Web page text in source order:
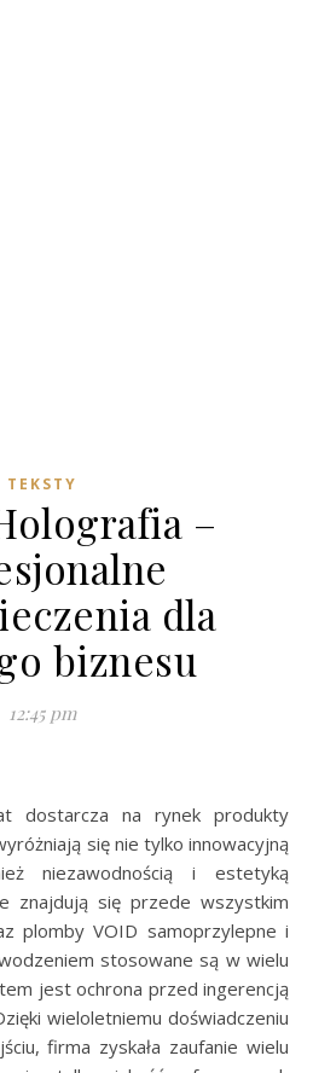
TEKSTY
–
dla
biznesu
12:45 pm
dostarcza na rynek produkty
się nie tylko innowacyjną
niezawodnością i estetyką
znajdują się przede wszystkim
plomby VOID samoprzylepne i
stosowane są w wielu
jest ochrona przed ingerencją
wieloletniemu doświadczeniu
firma zyskała zaufanie wielu